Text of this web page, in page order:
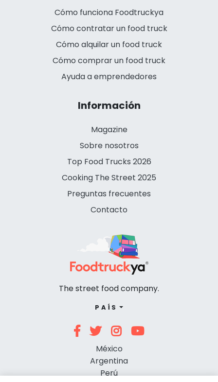
Cómo funciona Foodtruckya
Cómo contratar un food truck
Cómo alquilar un food truck
Cómo comprar un food truck
Ayuda a emprendedores
Información
Magazine
Sobre nosotros
Top Food Trucks 2026
Cooking The Street 2025
Preguntas frecuentes
Contacto
The street food company.
PAÍS
México
Argentina
Perú